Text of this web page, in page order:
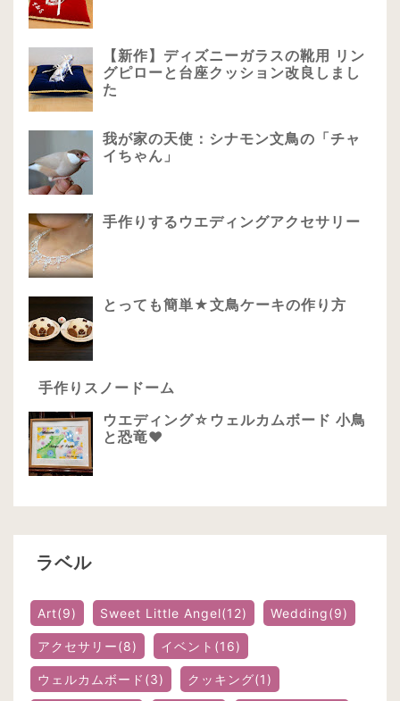
【新作】ディズニーガラスの靴用 リン
グピローと台座クッション改良しまし
た
我が家の天使：シナモン文鳥の「チャ
イちゃん」
手作りするウエディングアクセサリー
とっても簡単★文鳥ケーキの作り方
手作りスノードーム
ウエディング☆ウェルカムボード 小鳥
と恐竜❤
ラベル
Art(9) Sweet Little Angel(12) Wedding(9)
アクセサリー(8) イベント (16)
ウェルカムボード (3) クッキング(1)